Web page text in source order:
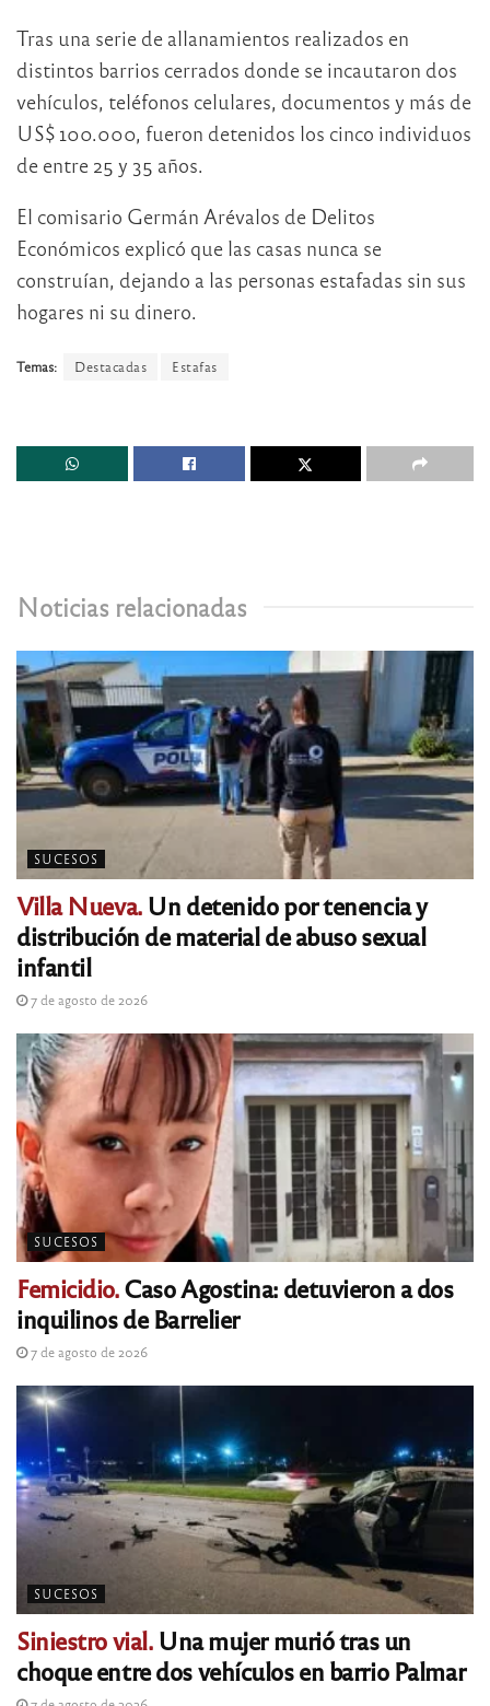
Tras una serie de allanamientos realizados en
distintos barrios cerrados donde se incautaron dos
vehículos, teléfonos celulares, documentos y más de
US$ 100.000, fueron detenidos los cinco individuos
de entre 25 y 35 años.
El comisario Germán Arévalos de Delitos
Económicos explicó que las casas nunca se
construían, dejando a las personas estafadas sin sus
hogares ni su dinero.
Temas: Destacadas Estafas
Noticias relacionadas
SUCESOS
Villa Nueva.Un detenido por tenencia y
distribución de material de abuso sexual
infantil
7 de agosto de 2026
SUCESOS
Femicidio.Caso Agostina: detuvieron a dos
inquilinos de Barrelier
7 de agosto de 2026
SUCESOS
Siniestro vial.Una mujer murió tras un
choque entre dos vehículos en barrio Palmar